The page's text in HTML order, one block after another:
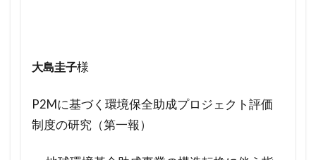
大島圭子様
P2Mに基づく環境保全助成プロジェクト評価
制度の研究（第一報）